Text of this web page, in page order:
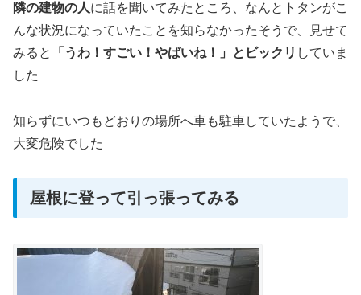
隣の建物の人に話を聞いてみたところ、なんとトタンがこ
んな状況になっていたことを知らなかったそうで、見せて
みると
「うわ！すごい！やばいね！」とビックリ していま
した
知らずにいつもどおりの場所へ車も駐車していたようで、
大変危険でした
屋根に登って引っ張ってみる